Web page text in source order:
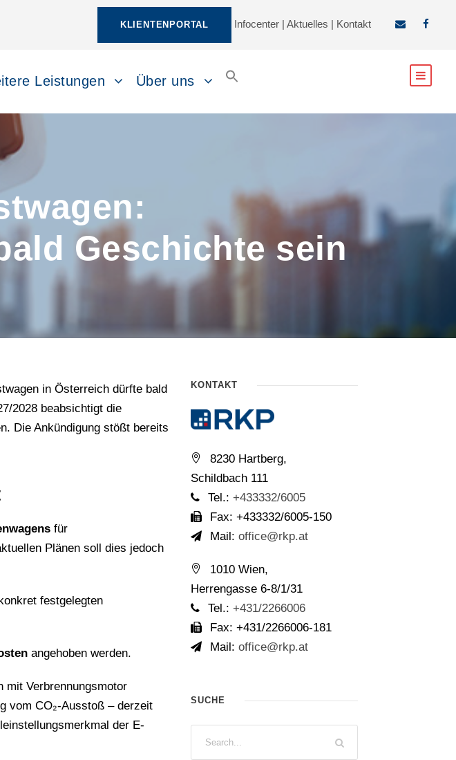
KLIENTENPORTAL Infocenter | Aktuelles | Kontakt
Leistungen Über uns
Geschichte sein
in Österreich dürfte bald
2028 beabsichtigt die
Die Ankündigung stößt bereits
für
Plänen soll dies jedoch
festgelegten
angehoben werden.
mit Verbrennungsmotor
vom CO₂-Ausstoß – derzeit
der E-
KONTAKT
8230 Hartberg,
Schildbach 111
Tel.: +433332/6005
Fax: +433332/6005-150
Mail: office@rkp.at
1010 Wien,
Herrengasse 6-8/1/31
Tel.: +431/2266006
Fax: +431/2266006-181
Mail: office@rkp.at
SUCHE